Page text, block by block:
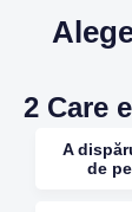
2 Care
A
de